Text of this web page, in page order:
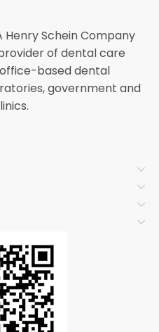
Schein Company
of dental care
based dental
government and